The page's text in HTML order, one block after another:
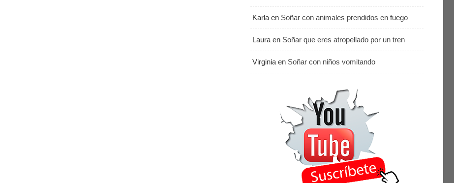
Karla en Soñar con animales prendidos en fuego
Laura en Soñar que eres atropellado por un tren
Virginia en Soñar con niños vomitando